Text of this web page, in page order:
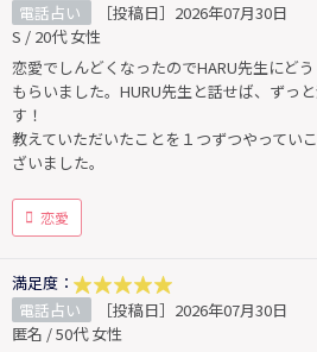
電話占い
［投稿日］2026年07月30日
S / 20代 女性
恋愛でしんどくなったのでHARU先生にど
もらいました。HURU先生と話せば、ずっ
す！
教えていただいたことを１つずつやってい
ざいました。
恋愛
満足度：
電話占い
［投稿日］2026年07月30日
匿名 / 50代 女性